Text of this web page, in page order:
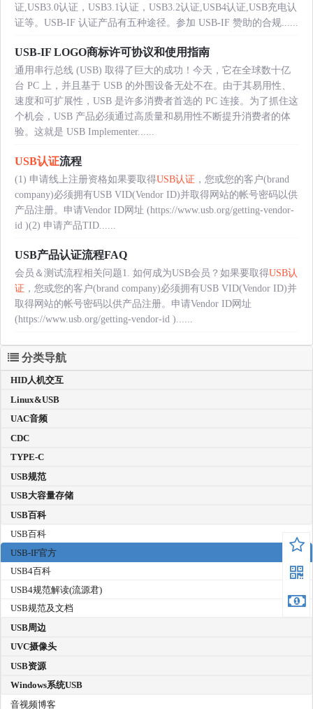
证,USB3.0认证，USB3.1认证，USB3.2认证,USB4认证,USB充电认
证等。USB-IF 认证产品有五种途径。参加 USB-IF 赞助的合规......
USB-IF LOGO商标许可协议和使用指南
通用串行总线 (USB) 取得了巨大的成功！今天，它在全球数十亿
台 PC 上，并且基于 USB 的外围设备无处不在。由于其易用性、
速度和可扩展性，USB 是许多消费者首选的 PC 连接。为了抓住这
个机会，USB 产品必须通过高质量和易用性不断提升消费者的体
验。这就是 USB Implementer......
USB认证流程
(1) 申请线上注册资格如果要取得USB认证 ，您或您的客户(brand
company)必须拥有USB VID(Vendor ID)并取得网站的帐号密码以供
产品注册。申请Vendor ID网址 (https://www.usb.org/getting-vendor-
id )(2) 申请产品TID......
USB产品认证流程FAQ
会员＆测试流程相关问题1. 如何成为USB会员？如果要取得USB认
证 ，您或您的客户(brand company)必须拥有USB VID(Vendor ID)并
取得网站的帐号密码以供产品注册。申请Vendor ID网址
(https://www.usb.org/getting-vendor-id )......
分类导航
HID人机交互
Linux&USB
UAC音频
CDC
TYPE-C
USB规范
USB大容量存储
USB百科
USB百科
USB-IF官方
USB4百科
USB4规范解读(流源君)
USB规范及文档
USB周边
UVC摄像头
USB资源
Windows系统USB
音视频博客